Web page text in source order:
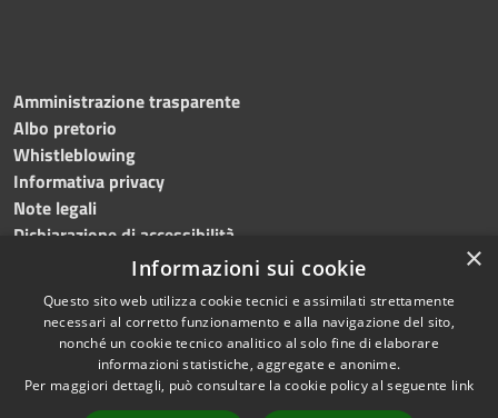
Amministrazione trasparente
Albo pretorio
Whistleblowing
Informativa privacy
Note legali
Dichiarazione di accessibilità
Accessibilità
Privacy
Copyright © 2024Comune
di Brembate di Sopra
Powered by
×
Informazioni sui cookie
Questo sito web utilizza cookie tecnici e assimilati strettamente
necessari al corretto funzionamento e alla navigazione del sito,
nonché un cookie tecnico analitico al solo fine di elaborare
informazioni statistiche, aggregate e anonime.
Per maggiori dettagli, può consultare la cookie policy al seguente link